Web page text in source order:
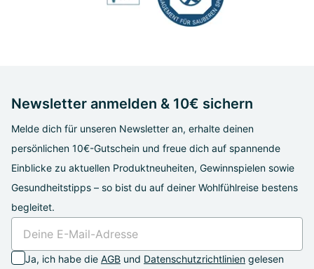
Newsletter anmelden & 10€ sichern
Melde dich für unseren Newsletter an, erhalte deinen
persönlichen 10€-Gutschein und freue dich auf spannende
Einblicke zu aktuellen Produktneuheiten, Gewinnspielen sowie
Gesundheitstipps – so bist du auf deiner Wohlfühlreise bestens
begleitet.
Ja, ich habe die AGB und Datenschutzrichtlinien gelesen